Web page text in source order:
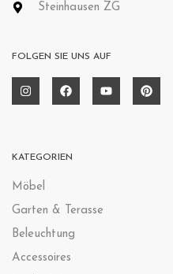
Steinhausen ZG
FOLGEN SIE UNS AUF
KATEGORIEN
Möbel
Garten & Terasse
Beleuchtung
Accessoires